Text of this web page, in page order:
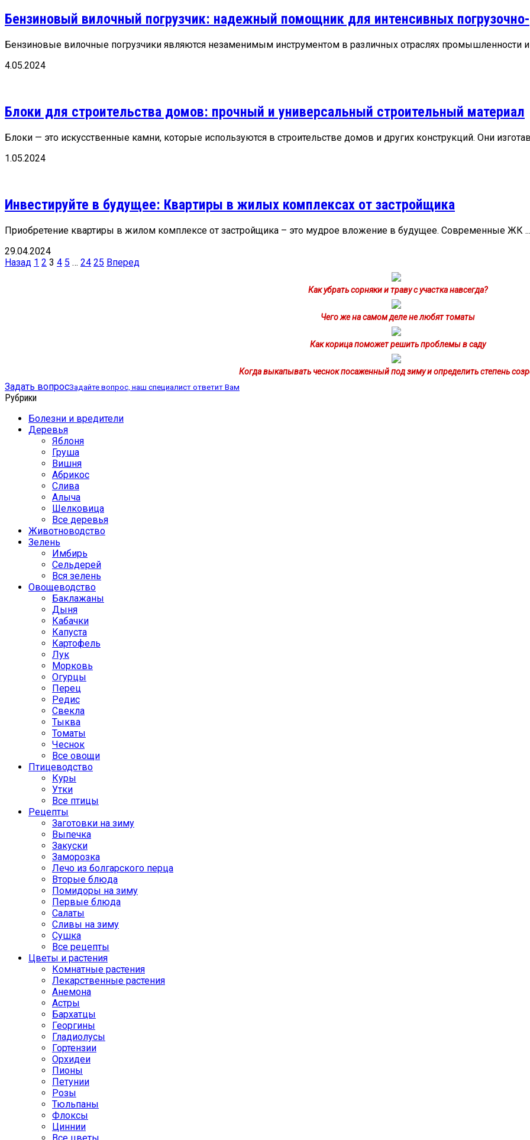
Бензиновый вилочный погрузчик: надежный помощник для интенсивных погрузочно-
Бензиновые вилочные погрузчики являются незаменимым инструментом в различных отраслях промышленности и
4.05.2024
Блоки для строительства домов: прочный и универсальный строительный материал
Блоки — это искусственные камни, которые используются в строительстве домов и других конструкций. Они
1.05.2024
Инвестируйте в будущее: Квартиры в жилых комплексах от застройщика
Приобретение квартиры в жилом комплексе от застройщика – это мудрое вложение в будущее. Современные ЖК ...
29.04.2024
Пагинация
Назад 1 2 3 4 5 … 24 25 Вперед
Как убрать сорняки и траву с участка навсегда?
Чего же на самом деле не любят томаты
Как корица поможет решить проблемы в саду
Когда выкапывать чеснок посаженный под зиму и определить степень
Задать вопросЗадайте вопрос, наш специалист ответит Вам
Рубрики
Болезни и вредители
Деревья
Яблоня
Груша
Вишня
Абрикос
Слива
Алыча
Шелковица
Все деревья
Животноводство
Зелень
Имбирь
Сельдерей
Вся зелень
Овощеводство
Баклажаны
Дыня
Кабачки
Капуста
Картофель
Лук
Морковь
Огурцы
Перец
Редис
Свекла
Тыква
Томаты
Чеснок
Все овощи
Птицеводство
Куры
Утки
Все птицы
Рецепты
Заготовки на зиму
Выпечка
Закуски
Заморозка
Лечо из болгарского перца
Вторые блюда
Помидоры на зиму
Первые блюда
Салаты
Сливы на зиму
Сушка
Все рецепты
Цветы и растения
Комнатные растения
Лекарственные растения
Анемона
Астры
Бархатцы
Георгины
Гладиолусы
Гортензии
Орхидеи
Пионы
Петунии
Розы
Тюльпаны
Флоксы
Циннии